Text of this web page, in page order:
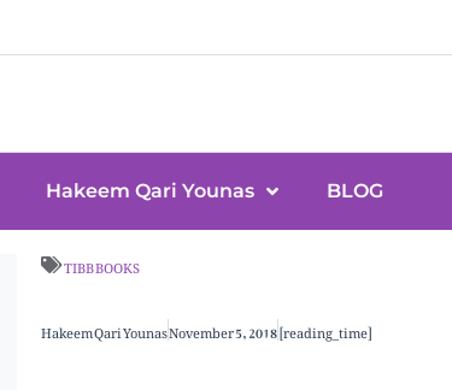
Hakeem Qari Younas BLOG
TIBB BOOKS
Hakeem Qari YounasNovember 5, 2018[reading_time]